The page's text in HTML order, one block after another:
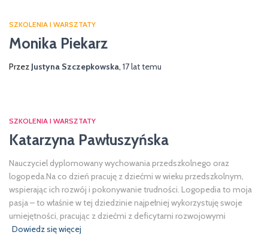
SZKOLENIA I WARSZTATY
Monika Piekarz
Przez Justyna Szczepkowska, 17 lattemu
SZKOLENIA I WARSZTATY
Katarzyna Pawłuszyńska
Nauczyciel dyplomowany wychowania przedszkolnego oraz
logopeda.Na co dzień pracuję z dziećmi w wieku przedszkolnym,
wspierając ich rozwój i pokonywanie trudności. Logopedia to moja
pasja – to właśnie w tej dziedzinie najpełniej wykorzystuję swoje
umiejętności, pracując z dziećmi z deficytami rozwojowymi
Dowiedz się więcej